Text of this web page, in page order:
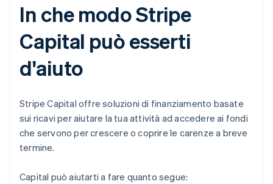
In che modo Stripe
Capital può esserti
d'aiuto
Stripe Capital offre soluzioni di finanziamento basate
sui ricavi per aiutare la tua attività ad accedere ai fondi
che servono per crescere o coprire le carenze a breve
termine.
Capital può aiutarti a fare quanto segue: